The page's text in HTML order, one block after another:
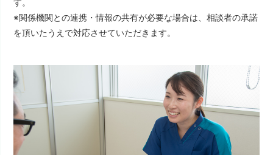
す。
※関係機関との連携・情報の共有が必要な場合は、相談者の承諾
を頂いたうえで対応させていただきます。